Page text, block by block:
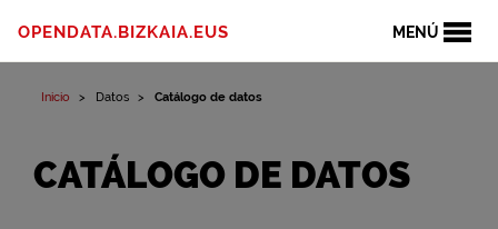
MENÚ
OPENDATA.BIZKAIA.EUS
Inicio Datos Catálogo de datos
CATÁLOGO DE DATOS